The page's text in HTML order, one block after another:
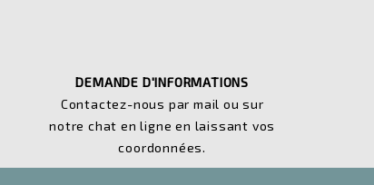
DEMANDE D'INFORMATIONS
Contactez-nous par mail ou sur
notre chat en ligne en laissant vos
coordonnées.